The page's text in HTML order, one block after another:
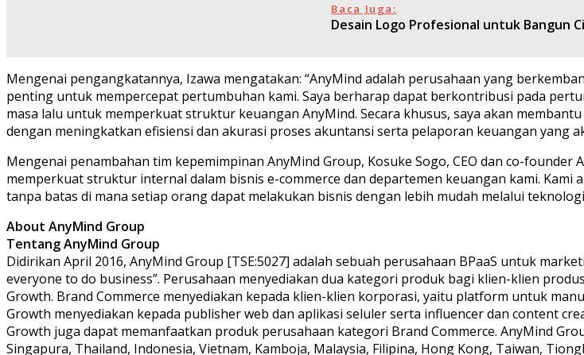
Baca Juga:
Desain Logo Profesional untuk Bangun
Mengenai pengangkatannya, Izawa mengatakan: “AnyMind adalah perusahaan yang
penting untuk mempercepat pertumbuhan kami. Saya berharap dapat berkontribusi pada
masa lalu untuk memperkuat struktur keuangan AnyMind. Secara khusus, saya akan
dengan meningkatkan efisiensi dan akurasi proses akuntansi serta pelaporan keuangan yang
Mengenai penambahan tim kepemimpinan AnyMind Group, Kosuke Sogo, CEO dan co-
memperkuat struktur internal dalam bisnis e-commerce dan departemen keuangan kami.
tanpa batas di mana setiap orang dapat melakukan bisnis dengan lebih mudah melalui
About AnyMind Group
Tentang AnyMind Group
Didirikan April 2016, AnyMind Group [TSE:5027] adalah sebuah perusahaan BPaaS untuk
everyone to do business”. Perusahaan menyediakan dua kategori produk bagi klien-klien
Growth. Brand Commerce menyediakan kepada klien-klien korporasi, yaitu platform untuk
Growth menyediakan kepada publisher web dan aplikasi seluler serta influencer dan content
Growth juga dapat memanfaatkan produk perusahaan kategori Brand Commerce. AnyMind
Singapura, Thailand, Indonesia, Vietnam, Kamboja, Malaysia, Filipina, Hong Kong, Taiwan,